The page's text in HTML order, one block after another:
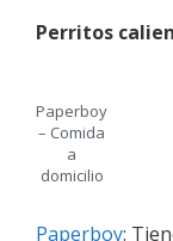
Perritos
Paperboy
– Comida
a
domicilio
Paperboy: